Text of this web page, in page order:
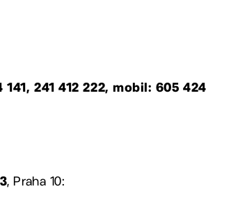
141, 241 412 222, mobil: 605 424
, Praha 10: